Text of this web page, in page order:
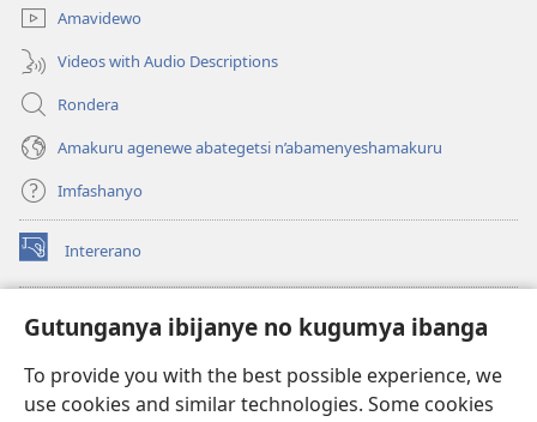
Gutunganya ibijanye no kugumya ibanga
To provide you with the best possible experience, we
use cookies and similar technologies. Some cookies
Amavidewo
Videos with Audio Descriptions
Rondera
Amakuru agenewe abategetsi n’abamenyeshamakuru
Imfashanyo
Intererano
(opens
new
Icegeranyo c'ibitabu co kuri internet ca Watchtower
(opens
window)JW Hub
(opens
new